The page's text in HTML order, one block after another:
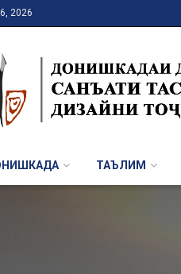
2026
ТАЪЛИМ